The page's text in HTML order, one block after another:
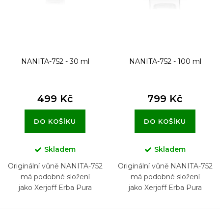
NANITA-752 - 30 ml
499 Kč
DO KOŠÍKU
Skladem
Originální vůně NANITA-752
má podobné složení
jako Xerjoff Erba Pura
NANITA-752 - 100 ml
799 Kč
DO KOŠÍKU
Skladem
Originální vůně NANITA-752
má podobné složení
jako Xerjoff Erba Pura